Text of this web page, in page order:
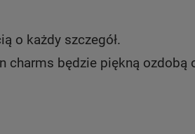
o każdy szczegół.
charms będzie piękną ozdobą